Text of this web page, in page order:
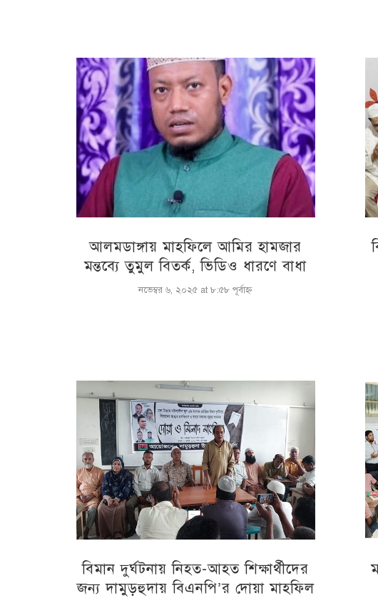
আলমডাঙ্গায় মাহফিলে আমির হামজার
মন্তব্যে তুমুল বিতর্ক, ভিডিও ধারণে বাধা
নভেম্বর ৬, ২০২৫ at ৮:৫৮ পূর্বাহ্ণ
বিমান দুর্ঘটনায় নিহত-আহত শিক্ষার্থীদের
জন্য দামুড়হুদায় বিএনপি’র দোয়া মাহফিল